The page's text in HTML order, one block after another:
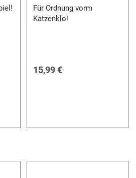
Für Ordnung vorm
Katzenklo!
15,99 €